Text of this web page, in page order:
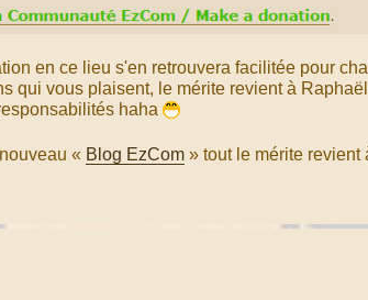
en ce lieu s'en retrouvera facilitée pour
qui vous plaisent, le mérite revient à
haha
« Blog EzCom » tout le mérite revient